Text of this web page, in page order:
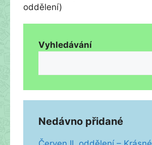
oddělení)
Vyhledávání
Nedávno přidané